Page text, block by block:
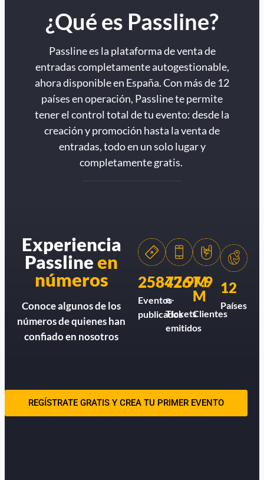
¿Qué es Passline?
Passline es la plataforma de venta de
entradas completamente autogestionable,
ahora disponible en España. Con más de 12
países en operación, Passline te permite
tener el control total de tu evento: desde la
creación y promoción hasta la venta de
entradas, todo en un solo lugar y
completamente gratis.
Experiencia
Passlineen
números
Conoce algunos de los
números de quienes han
confiado en nosotros
258426
Eventos
publicados
77.9M
e-
Tickets
emitidos
7.9
M
Clientes
12
Países
REGÍSTRATE GRATIS Y CREA TU PRIMER EVENTO